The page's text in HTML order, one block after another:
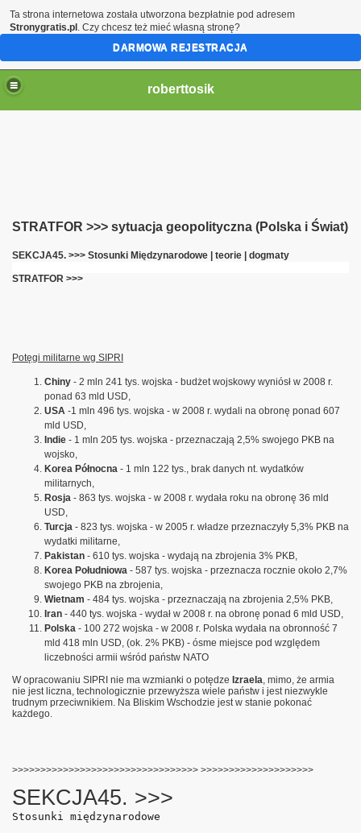
roberttosik
STRATFOR >>> sytuacja geopolityczna (Polska i Świat)
SEKCJA45. >>> Stosunki Międzynarodowe | teorie | dogmaty
STRATFOR >>>
Potęgi militarne wg SIPRI
Chiny - 2 mln 241 tys. wojska - budżet wojskowy wyniósł w 2008 r.
ponad 63 mld USD,
USA -1 mln 496 tys. wojska - w 2008 r. wydali na obronę ponad 607
mld USD,
Indie - 1 mln 205 tys. wojska - przeznaczają 2,5% swojego PKB na
wojsko,
Korea Północna - 1 mln 122 tys., brak danych nt. wydatków
militarnych,
Rosja - 863 tys. wojska - w 2008 r. wydała roku na obronę 36 mld
USD,
Turcja - 823 tys. wojska - w 2005 r. władze przeznaczyły 5,3% PKB na
wydatki militarne,
Pakistan - 610 tys. wojska - wydają na zbrojenia 3% PKB,
Korea Południowa - 587 tys. wojska - przeznacza rocznie około 2,7%
swojego PKB na zbrojenia,
Wietnam - 484 tys. wojska - przeznaczają na zbrojenia 2,5% PKB,
Iran - 440 tys. wojska - wydał w 2008 r. na obronę ponad 6 mld USD,
Polska - 100 272 wojska - w 2008 r. Polska wydała na obronność 7
mld 418 mln USD, (ok. 2% PKB) - ósme miejsce pod względem
liczebności armii wśród państw NATO
W opracowaniu SIPRI nie ma wzmianki o potędze Izraela, mimo, że armia
nie jest liczna, technologicznie przewyższa wiele państw i jest niezwykle
trudnym przeciwnikiem. Na Bliskim Wschodzie jest w stanie pokonać
każdego.
>>>>>>>>>>>>>>>>>>>>>>>>>>>>>>>>> >>>>>>>>>>>>>>>>>>>>
SEKCJA45. >>>
Stosunki międzynarodowe
Invicta
| INNE SPOJRZENIE
Światowej | A gdyby...
Ta strona internetowa została utworzona bezpłatnie pod adresem
Stronygratis.pl . Czy chcesz też mieć własną stronę?
DARMOWA REJESTRACJA